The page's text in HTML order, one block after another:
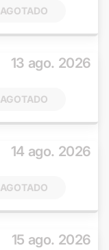
AGOTADO
13 ago. 2026
AGOTADO
14 ago. 2026
AGOTADO
15 ago. 2026